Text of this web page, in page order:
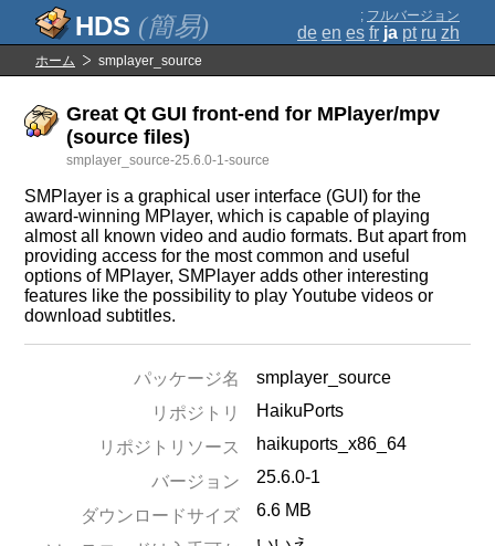
(簡易) ; フルバージョン
de en es fr ja pt ru zh
ホーム smplayer_source
Great Qt GUI front-end for MPlayer/mpv
(source files)
smplayer_source-25.6.0-1-source
SMPlayer is a graphical user interface (GUI) for the
award-winning MPlayer, which is capable of playing
almost all known video and audio formats. But apart from
providing access for the most common and useful
options of MPlayer, SMPlayer adds other interesting
features like the possibility to play Youtube videos or
download subtitles.
パッケージ名
smplayer_source
リポジトリ
HaikuPorts
リポジトリソース
haikuports_x86_64
バージョン
25.6.0-1
ダウンロードサイズ 6.6 MB